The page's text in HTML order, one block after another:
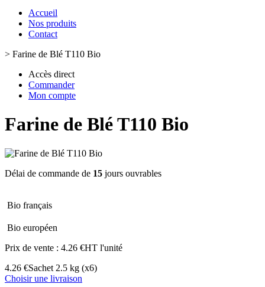
Accueil
Nos produits
Contact
> Farine de Blé T110 Bio
Accès direct
Commander
Mon compte
Farine de Blé T110 Bio
Délai de commande de 15 jours ouvrables
Bio français
Bio européen
Prix de vente : 4.26 €HT l'unité
4.26 €Sachet 2.5 kg (x6)
Choisir une livraison